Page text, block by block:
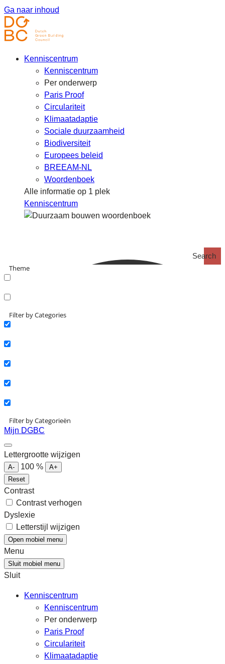
Ga naar inhoud
Kenniscentrum
Kenniscentrum
Per onderwerp
Paris Proof
Circulariteit
Klimaatadaptie
Sociale duurzaamheid
Biodiversiteit
Europees beleid
BREEAM-NL
Woordenboek
Alle informatie op 1 plek
Kenniscentrum
Search
Theme
Filter by Categories
Filter by Categorieën
Mijn DGBC
Lettergrootte wijzigen
A- 100 %
A+
Reset
Contrast
Contrast verhogen
Dyslexie
Letterstijl wijzigen
Open mobiel menu
Menu
Sluit mobiel menu
Sluit
Kenniscentrum
Kenniscentrum
Per onderwerp
Paris Proof
Circulariteit
Klimaatadaptie